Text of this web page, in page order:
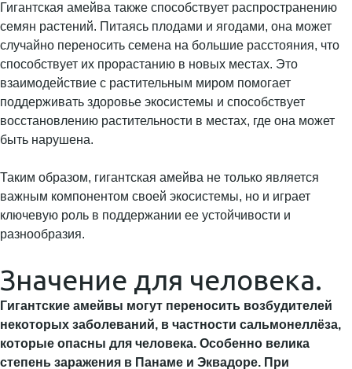
Гигантская амейва также способствует распространению
семян растений. Питаясь плодами и ягодами, она может
случайно переносить семена на большие расстояния, что
способствует их прорастанию в новых местах. Это
взаимодействие с растительным миром помогает
поддерживать здоровье экосистемы и способствует
восстановлению растительности в местах, где она может
быть нарушена.
Таким образом, гигантская амейва не только является
важным компонентом своей экосистемы, но и играет
ключевую роль в поддержании ее устойчивости и
разнообразия.
Значение для человека.
Гигантские амейвы могут переносить возбудителей
некоторых заболеваний, в частности сальмонеллёза,
которые опасны для человека. Особенно велика
степень заражения в Панаме и Эквадоре. При